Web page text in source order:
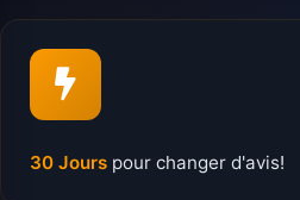
30 Jours pour changer d'avis!